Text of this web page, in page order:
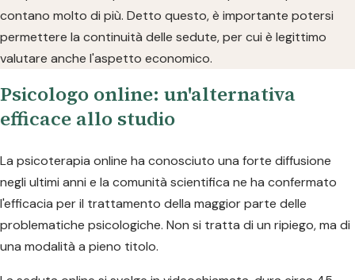
contano molto di più. Detto questo, è importante potersi
permettere la continuità delle sedute, per cui è legittimo
valutare anche l'aspetto economico.
Psicologo online: un'alternativa
efficace allo studio
La psicoterapia online ha conosciuto una forte diffusione
negli ultimi anni e la comunità scientifica ne ha confermato
l'efficacia per il trattamento della maggior parte delle
problematiche psicologiche. Non si tratta di un ripiego, ma di
una modalità a pieno titolo.